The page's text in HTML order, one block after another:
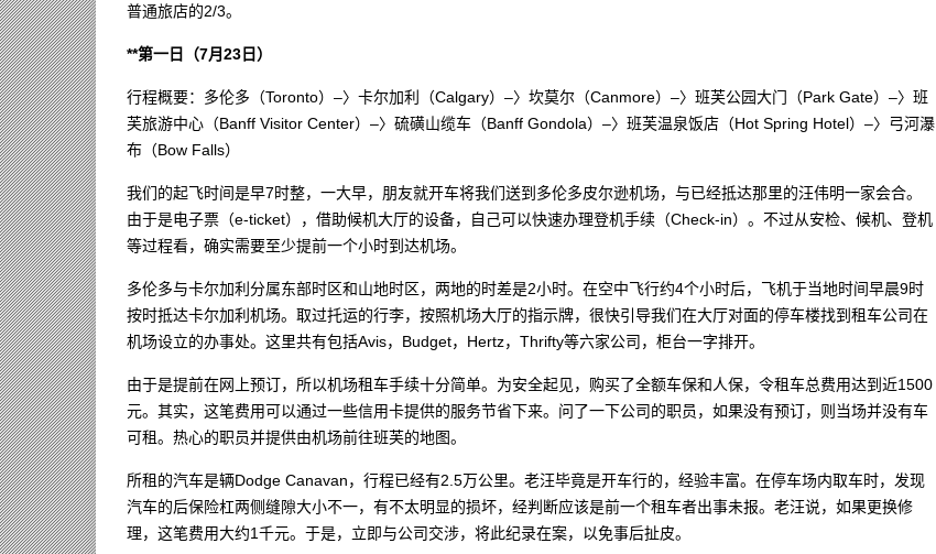
普通旅店的2/3。
**第一日（7月23日）
行程概要：多伦多（Toronto）–〉卡尔加利（Calgary）–〉坎莫尔（Canmore）–〉班芙公园大门（Park Gate）–〉班
芙旅游中心（Banff Visitor Center）–〉硫磺山缆车（Banff Gondola）–〉班芙温泉饭店（Hot Spring Hotel）–〉弓河瀑
布（Bow Falls）
我们的起飞时间是早7时整，一大早，朋友就开车将我们送到多伦多皮尔逊机场，与已经抵达那里的汪伟明一家会合。
由于是电子票（e-ticket），借助候机大厅的设备，自己可以快速办理登机手续（Check-in）。不过从安检、候机、登机
等过程看，确实需要至少提前一个小时到达机场。
多伦多与卡尔加利分属东部时区和山地时区，两地的时差是2小时。在空中飞行约4个小时后，飞机于当地时间早晨9时
按时抵达卡尔加利机场。取过托运的行李，按照机场大厅的指示牌，很快引导我们在大厅对面的停车楼找到租车公司在
机场设立的办事处。这里共有包括Avis，Budget，Hertz，Thrifty等六家公司，柜台一字排开。
由于是提前在网上预订，所以机场租车手续十分简单。为安全起见，购买了全额车保和人保，令租车总费用达到近1500
元。其实，这笔费用可以通过一些信用卡提供的服务节省下来。问了一下公司的职员，如果没有预订，则当场并没有车
可租。热心的职员并提供由机场前往班芙的地图。
所租的汽车是辆Dodge Canavan，行程已经有2.5万公里。老汪毕竟是开车行的，经验丰富。在停车场内取车时，发现
汽车的后保险杠两侧缝隙大小不一，有不太明显的损坏，经判断应该是前一个租车者出事未报。老汪说，如果更换修
理，这笔费用大约1千元。于是，立即与公司交涉，将此纪录在案，以免事后扯皮。